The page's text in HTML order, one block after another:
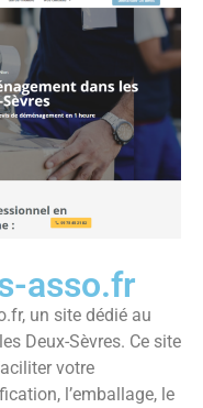
asso.fr
un site dédié au
Deux-Sèvres. Ce site
votre
l’emballage, le